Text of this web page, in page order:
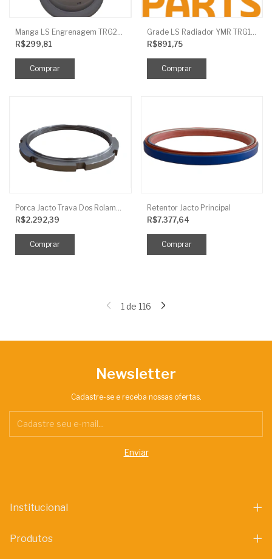
R$299,81
R$891,75
R$2.292,39
Retentor Jacto Principal
R$7.377,64
1 de 116
Newsletter
Cadastre-se e receba nossas ofertas.
Institucional
Produtos